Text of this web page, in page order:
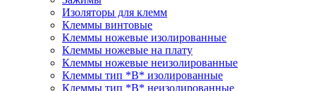
Изоляторы для клемм
Клеммы винтовые
Клеммы ножевые изолированные
Клеммы ножевые на плату
Клеммы ножевые неизолированные
Клеммы тип *B* изолированные
Клеммы тип *B* неизолированные